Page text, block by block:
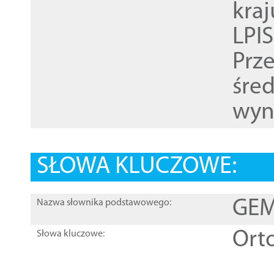
SŁOWA KLUCZOWE:
Nazwa słownika podstawowego:
Słowa kluczowe: